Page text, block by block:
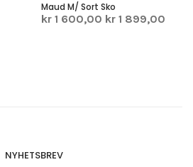
Maud M/ Sort Sko
kr 1 600,00 kr 1 899,00
NYHETSBREV